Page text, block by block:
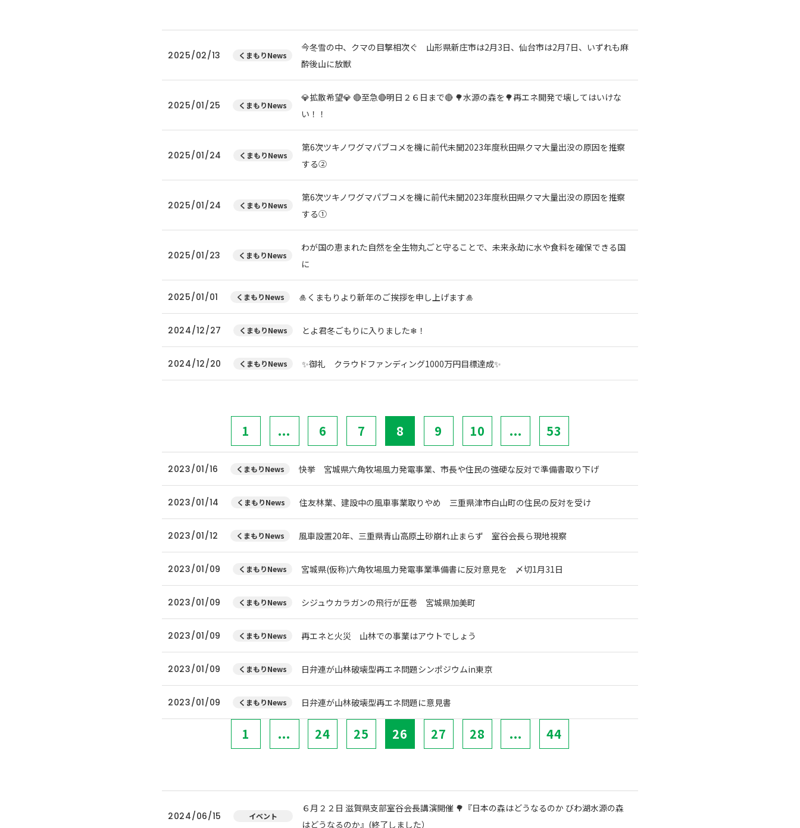
2025/02/13 くまもりNews
今冬雪の中、クマの目撃相次ぐ 山形県新庄市は2月3日、仙台市は2月7日、いずれも麻
酔後山に放獣
2025/01/25 くまもりNews
💎拡散希望💎 🔴至急🔴明日２６日まで🔴 🌳水源の森を🌳再エネ開発で壊してはいけな
い！！
2025/01/24 くまもりNews
第6次ツキノワグマパブコメを機に前代未聞2023年度秋田県クマ大量出没の原因を推察
する②
2025/01/24 くまもりNews
第6次ツキノワグマパブコメを機に前代未聞2023年度秋田県クマ大量出没の原因を推察
する①
2025/01/23 くまもりNews
わが国の恵まれた自然を全生物丸ごと守ることで、未来永劫に水や食料を確保できる国
に
2025/01/01 くまもりNews 🎍くまもりより新年のご挨拶を申し上げます🎍
2024/12/27 くまもりNews とよ君冬ごもりに入りました❄！
2024/12/20 くまもりNews ✨御礼 クラウドファンディング1000万円目標達成✨
1 ... 6 7 8 9 10 ... 53
2023/01/16 くまもりNews 快挙 宮城県六角牧場風力発電事業、市長や住民の強硬な反対で準備書取り下げ
2023/01/14 くまもりNews 住友林業、建設中の風車事業取りやめ 三重県津市白山町の住民の反対を受け
2023/01/12 くまもりNews 風車設置20年、三重県青山高原土砂崩れ止まらず 室谷会長ら現地視察
2023/01/09 くまもりNews 宮城県(仮称)六角牧場風力発電事業準備書に反対意見を 〆切1月31日
2023/01/09 くまもりNews シジュウカラガンの飛行が圧巻 宮城県加美町
2023/01/09 くまもりNews 再エネと火災 山林での事業はアウトでしょう
2023/01/09 くまもりNews 日弁連が山林破壊型再エネ問題シンポジウムin東京
2023/01/09 くまもりNews 日弁連が山林破壊型再エネ問題に意見書
1 ... 24 25 26 27 28 ... 44
2024/06/15 イベント
６月２２日 滋賀県支部室谷会長講演開催 🌳『日本の森はどうなるのか びわ湖水源の森
はどうなるのか』(終了しました）